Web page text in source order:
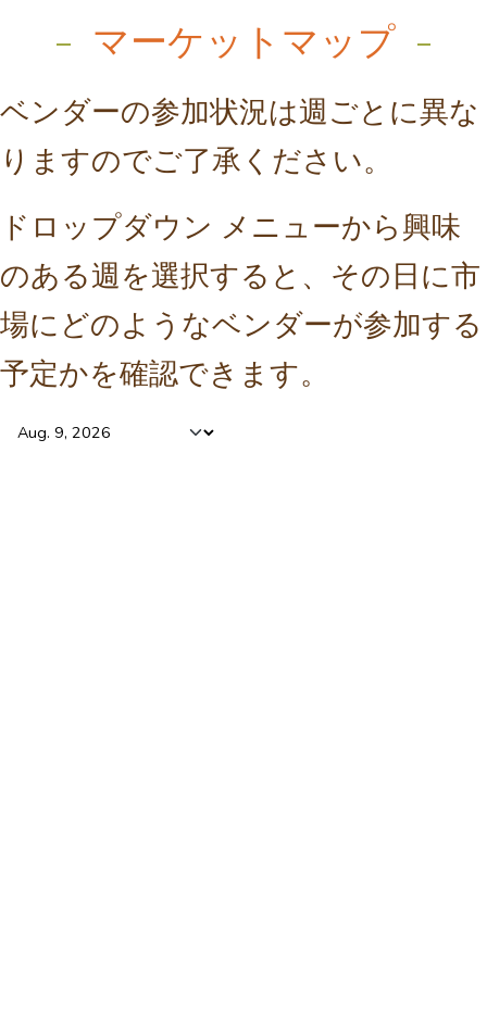
マーケットマップ
ベンダーの参加状況は週ごとに異な
りますのでご了承ください。
ドロップダウン メニューから興味
のある週を選択すると、その日に市
場にどのようなベンダーが参加する
予定かを確認できます。